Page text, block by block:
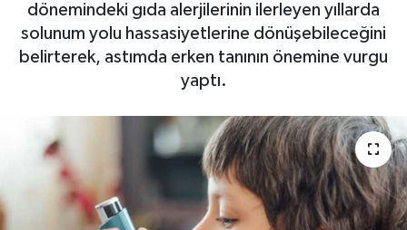
dönemindeki gıda alerjilerinin ilerleyen yıllarda
solunum yolu hassasiyetlerine dönüşebileceğini
belirterek, astımda erken tanının önemine vurgu
yaptı.
Haber Arşivi